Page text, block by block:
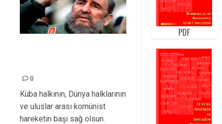
0
Küba halkının, Dünya halklarının
ve uluslar arası komünist
hareketin başı sağ olsun.
PDF